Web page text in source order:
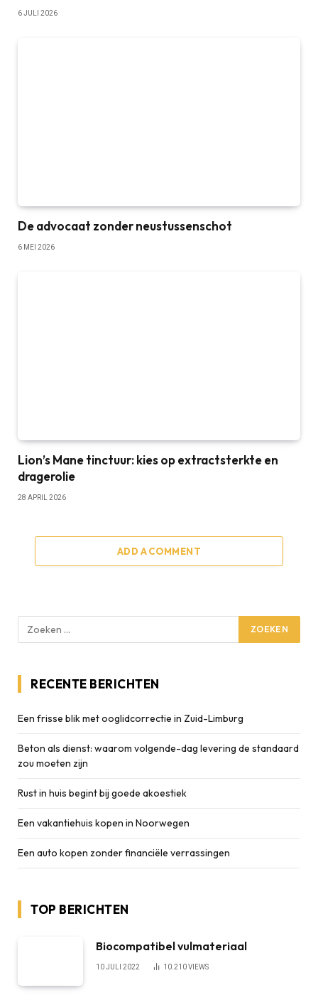
6 JULI 2026
De advocaat zonder neustussenschot
6 MEI 2026
Lion’s Mane tinctuur: kies op extractsterkte en
dragerolie
28 APRIL 2026
ADD A COMMENT
RECENTE BERICHTEN
Een frisse blik met ooglidcorrectie in Zuid-Limburg
Beton als dienst: waarom volgende-dag levering de standaard
zou moeten zijn
Rust in huis begint bij goede akoestiek
Een vakantiehuis kopen in Noorwegen
Een auto kopen zonder financiële verrassingen
TOP BERICHTEN
Biocompatibel vulmateriaal
10 JULI 2022 10.210VIEWS